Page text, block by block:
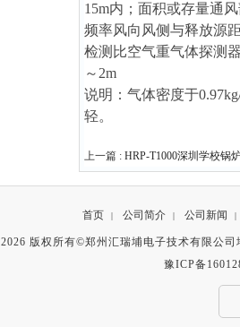
15m内；面积或存量通
频率风向风侧与释放源
检测比空气重气体探测
～2m
说明：气体密度于
轻。
上一篇 : HRP-T1000深圳学校锅
首页 | 公司简介 | 公司新闻 |
2026 版权所有©郑州汇瑞埔电子技术有限公
豫ICP备